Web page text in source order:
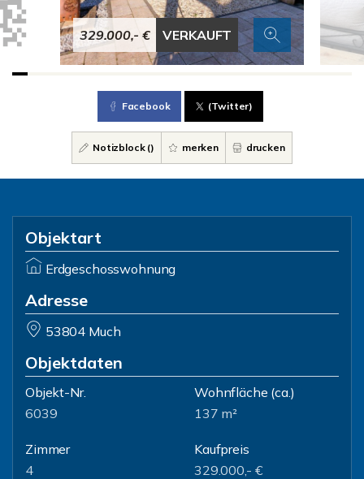
329.000,- € VERKAUFT
Facebook (Twitter)
Notizblock () merken drucken
Objektart
Erdgeschosswohnung
Adresse
53804 Much
Objektdaten
Objekt-Nr.
6039
Wohnfläche (ca.)
137 m²
Zimmer
4
Kaufpreis
329.000,- €